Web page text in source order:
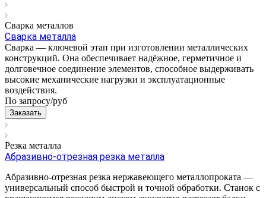
Сварка металлов
Сварка металла
Сварка — ключевой этап при изготовлении металлических
конструкций. Она обеспечивает надёжное, герметичное и
долговечное соединение элементов, способное выдерживать
высокие механические нагрузки и эксплуатационные
воздействия.
По запросу/руб
Заказать
Резка металла
Абразивно-отрезная резка металла
Абразивно-отрезная резка нержавеющего металлопроката —
универсальный способ быстрой и точной обработки. Станок с